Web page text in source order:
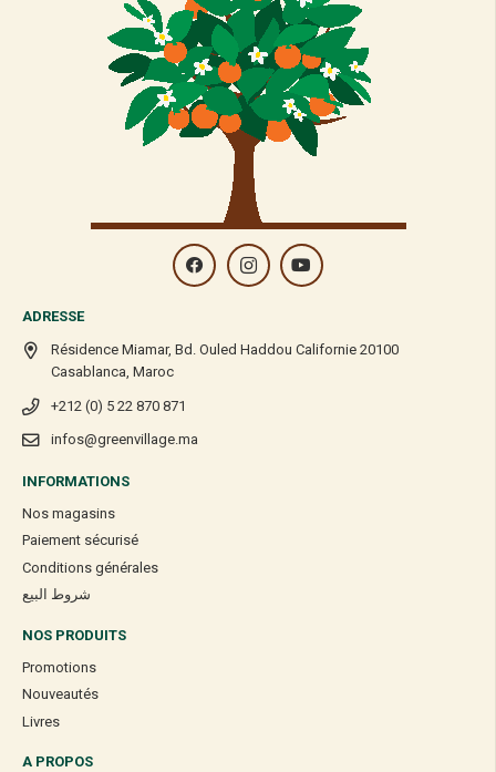
ADRESSE
Résidence Miamar, Bd. Ouled Haddou Californie 20100
Casablanca, Maroc
+212 (0) 5 22 870 871
infos@greenvillage.ma
INFORMATIONS
Nos magasins
Paiement sécurisé
Conditions générales
شروط البيع
NOS PRODUITS
Promotions
Nouveautés
Livres
A PROPOS